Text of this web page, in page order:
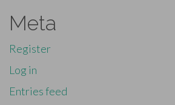
Meta
Register
Log in
Entries feed